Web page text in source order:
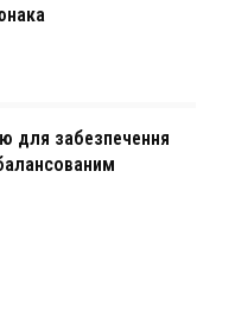
для забезпечення